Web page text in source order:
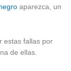
aparezca, un
estas fallas por
de ellas.